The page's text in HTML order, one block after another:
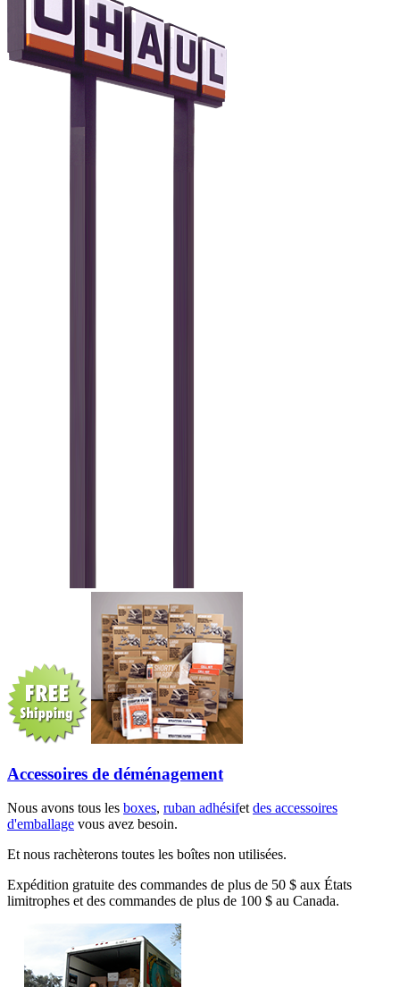
Accessoires de déménagement
Nous avons tous les boxes, ruban adhésifetdes accessoires
d'emballage vous avez besoin.
Et nous rachèterons toutes les boîtes non utilisées.
Expédition gratuite des commandes de plus de 50 $ aux États
limitrophes et des commandes de plus de 100 $ au Canada.